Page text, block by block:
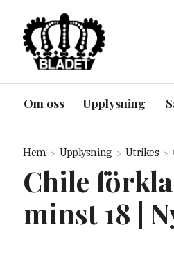
Om oss Upplysning
Hem Upplysning Utrikes
Chile
minst 18 |